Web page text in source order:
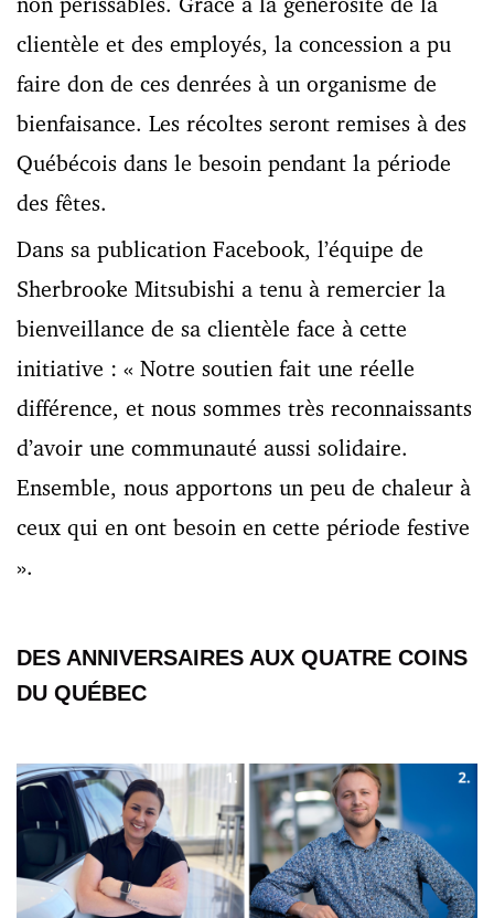
clientèle et des employés, la concession a pu
faire don de ces denrées à un organisme de
bienfaisance. Les récoltes seront remises à des
Québécois dans le besoin pendant la période
des fêtes.
Dans sa publication Facebook, l’équipe de
Sherbrooke Mitsubishi a tenu à remercier la
bienveillance de sa clientèle face à cette
initiative : « Notre soutien fait une réelle
différence, et nous sommes très reconnaissants
d’avoir une communauté aussi solidaire.
Ensemble, nous apportons un peu de chaleur à
ceux qui en ont besoin en cette période festive
».
DES ANNIVERSAIRES AUX QUATRE COINS
DU QUÉBEC